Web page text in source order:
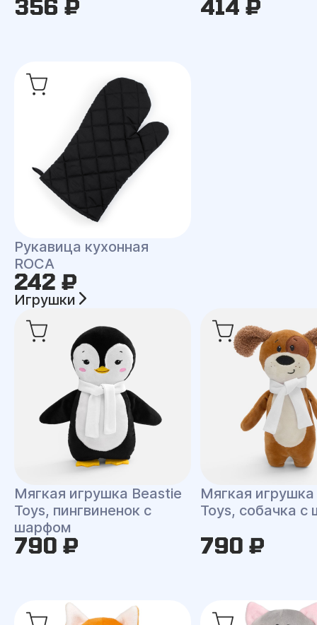
356 ₽ 414 ₽
Рукавица кухонная
ROCA
242 ₽
Игрушки
Мягкая игрушка Beastie
Toys, пингвиненок с
шарфом
790 ₽
Мягкая
Toys, собачка
790 ₽